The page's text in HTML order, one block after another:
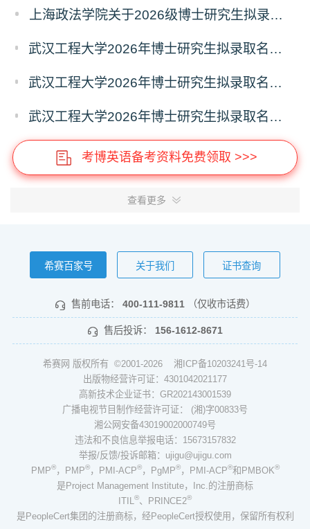
上海政法学院关于2026级博士研究生拟录取后续相关事宜的通知
武汉工程大学2026年博士研究生拟录取名单公示（普通招考）（第四批）
武汉工程大学2026年博士研究生拟录取名单公示（普通招考）（第五批）
武汉工程大学2026年博士研究生拟录取名单公示（普通招考）（第六批）
考博英语备考资料免费领取 >>>
查看更多
希赛百家号 关于我们 证书查询
售前电话： 400-111-9811 （仅收市话费）
售后投诉： 156-1612-8671
希赛网 版权所有 ©2001-2026 湘ICP备10203241号-14
出版物经营许可证：4301042021177
高新技术企业证书：GR202143001539
广播电视节目制作经营许可证： (湘)字00833号
湘公网安备43019002000749号
违法和不良信息举报电话：15673157832
举报/反馈/投诉邮箱：ujigu@ujigu.com
PMP®，PMP®，PMI-ACP®，PgMP®，PMI-ACP®和PMBOK®
是Project Management Institute，Inc.的注册商标
ITIL®、PRINCE2®
是PeopleCert集团的注册商标，经PeopleCert授权使用，保留所有权利